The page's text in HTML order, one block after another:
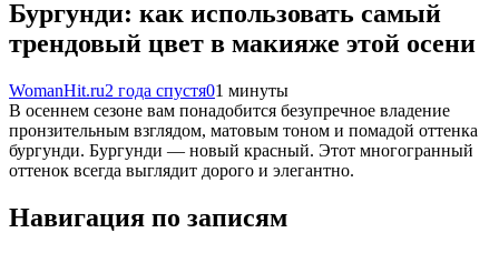
Бургунди: как использовать самый
трендовый цвет в макияже этой осени
WomanHit.ru2 года спустя01 минуты
В осеннем сезоне вам понадобится безупречное владение
пронзительным взглядом, матовым тоном и помадой оттенка
бургунди. Бургунди — новый красный. Этот многогранный
оттенок всегда выглядит дорого и элегантно.
Навигация по записям